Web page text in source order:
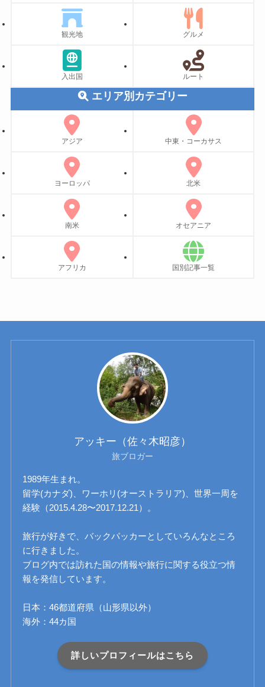
観光地 グルメ
入出国 ルート
エリア別カテゴリー
アジア 中東・コーカサス
ヨーロッパ 北米
南米 オセアニア
アフリカ 国別記事一覧
アッキー（佐々木昭彦）
旅ブロガー
1989年生まれ。
留学(カナダ)、ワーホリ(オーストラリア)、世界一周を
経験（2015.4.28〜2017.12.21）。
旅行が好きで、バックパッカーとしていろんなところ
に行きました。
ブログ内では訪れた国の情報や旅行に関する役立つ情
報を発信しています。
日本：46都道府県（山形県以外）
海外：44カ国
詳しいプロフィールはこちら